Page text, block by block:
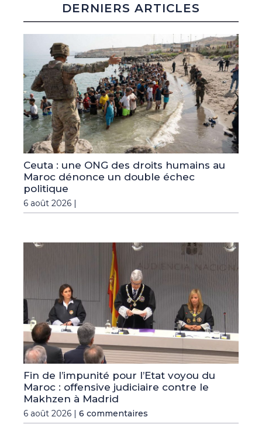
DERNIERS ARTICLES
Ceuta : une ONG des droits humains au
Maroc dénonce un double échec
politique
6 août 2026 |
Fin de l’impunité pour l’Etat voyou du
Maroc : offensive judiciaire contre le
Makhzen à Madrid
6 août 2026 | 6 commentaires